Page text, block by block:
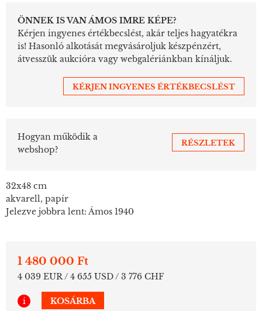
ÖNNEK IS VAN ÁMOS IMRE KÉPE?
Kérjen ingyenes értékbecslést, akár teljes hagyatékra
is! Hasonló alkotását megvásároljuk készpénzért,
átvesszük aukcióra vagy webgalériánkban kínáljuk.
KÉRJEN INGYENES ÉRTÉKBECSLÉST
Hogyan működik a
webshop?
RÉSZLETEK
32x48 cm
akvarell, papír
Jelezve jobbra lent: Ámos 1940
1 480 000 Ft
4 039 EUR / 4 655 USD / 3 776 CHF
i KOSÁRBA